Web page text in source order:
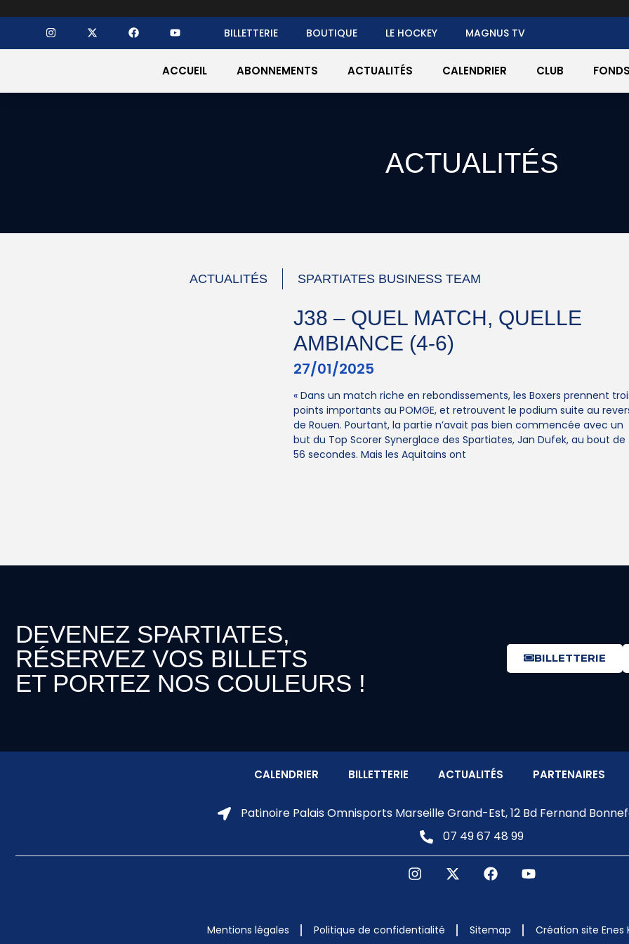
BILLETTERIE BOUTIQUE LE HOCKEY MAGNUS TV
ACCUEIL ABONNEMENTS ACTUALITÉS CALENDRIER CLUB
ACTUALITÉS
ACTUALITÉS SPARTIATES BUSINESS TEAM
J38 – QUEL MATCH, QUELLE
AMBIANCE (4-6)
27/01/2025
« Dans un match riche en rebondissements, les Boxers prennent
points importants au POMGE, et retrouvent le podium suite au
de Rouen. Pourtant, la partie n’avait pas bien commencée avec un
but du Top Scorer Synerglace des Spartiates, Jan Dufek, au bout de
56 secondes. Mais les Aquitains ont
DEVENEZ SPARTIATES,
RÉSERVEZ VOS BILLETS
ET PORTEZ NOS COULEURS !
BILLETTERIE
CALENDRIER BILLETTERIE ACTUALITÉS PARTENAIRES
Patinoire Palais Omnisports Marseille Grand-Est, 12 Bd Fernand
07 49 67 48 99
Mentions légales Politique de confidentialité Sitemap Création site Enes